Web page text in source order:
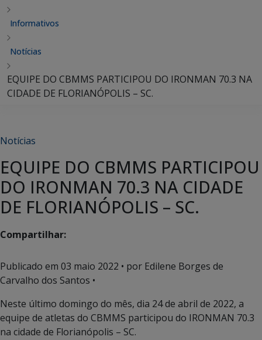
Informativos
Notícias
EQUIPE DO CBMMS PARTICIPOU DO IRONMAN 70.3 NA
CIDADE DE FLORIANÓPOLIS – SC.
Notícias
EQUIPE DO CBMMS PARTICIPOU
DO IRONMAN 70.3 NA CIDADE
DE FLORIANÓPOLIS – SC.
Compartilhar:
Publicado em 03 maio 2022 • por Edilene Borges de
Carvalho dos Santos •
Neste último domingo do mês, dia 24 de abril de 2022, a
equipe de atletas do CBMMS participou do IRONMAN 70.3
na cidade de Florianópolis – SC.